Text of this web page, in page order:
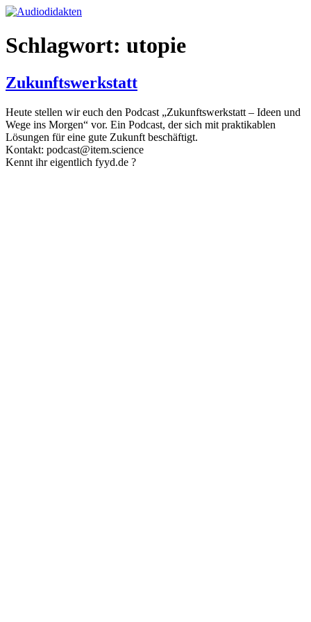
Zum
springen
Schlagwort: utopie
Zukunftswerkstatt
Heute stellen wir euch den Podcast „Zukunftswerkstatt – Ideen und
Wege ins Morgen“ vor. Ein Podcast, der sich mit praktikablen
Lösungen für eine gute Zukunft beschäftigt.
Kontakt: podcast@item.science
Kennt ihr eigentlich fyyd.de ?